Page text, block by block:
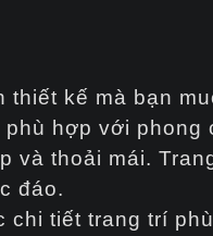
kế mà bạn
hợp với phong
và thoải mái.
đáo.
chi tiết trang trí